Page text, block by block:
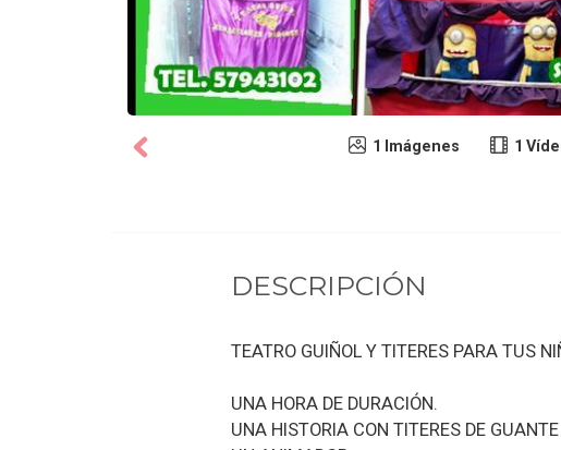
1 Imágenes 1
DESCRIPCIÓN
TEATRO GUIÑOL Y TITERES PARA TUS
UNA HORA DE DURACIÓN.
UNA HISTORIA CON TITERES DE